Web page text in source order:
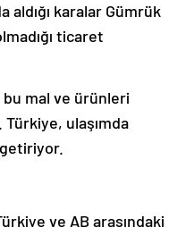
aldığı karalar Gümrük
ticaret
bu mal ve ürünleri
ulaşımda
ve AB arasındaki